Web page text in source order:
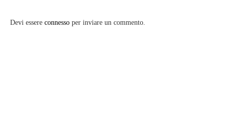
Devi essere connesso per inviare un commento.